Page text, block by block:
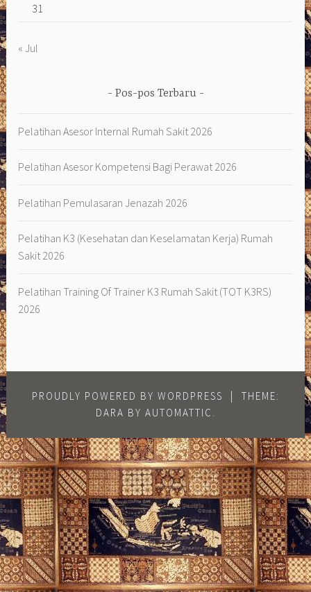
31
« Jul
Pos-pos Terbaru
Pelatihan Asesor Internal Rumah Sakit 2026
Pelatihan Asesor Kompetensi Bagi Perawat 2026
Pelatihan Pemulasaran Jenazah 2026
Pelatihan K3 (Kesehatan dan Keselamatan Kerja) Rumah
Sakit 2026
Pelatihan Training Of Trainer K3 Rumah Sakit (TOT K3RS)
2026
PROUDLY POWERED BY WORDPRESS |
THEME:
DARA BY AUTOMATTIC .